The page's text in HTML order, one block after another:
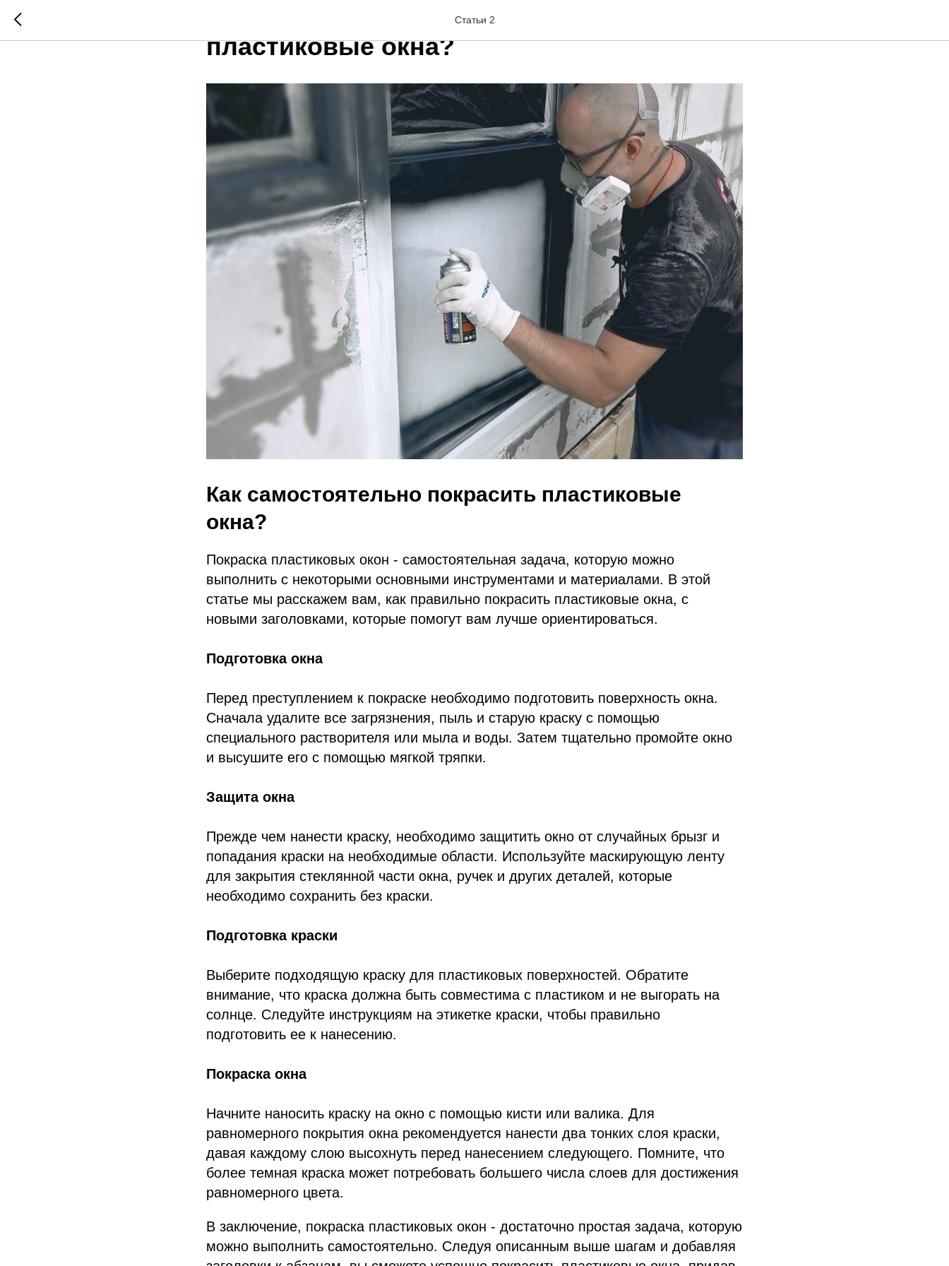
Статьи 2
Как самостоятельно покрасить
пластиковые окна?
Как самостоятельно покрасить пластиковые
окна?
Покраска пластиковых окон - самостоятельная задача, которую можно
выполнить с некоторыми основными инструментами и материалами. В этой
статье мы расскажем вам, как правильно покрасить пластиковые окна, с
новыми заголовками, которые помогут вам лучше ориентироваться.
Подготовка окна
Перед преступлением к покраске необходимо подготовить поверхность окна.
Сначала удалите все загрязнения, пыль и старую краску с помощью
специального растворителя или мыла и воды. Затем тщательно промойте окно
и высушите его с помощью мягкой тряпки.
Защита окна
Прежде чем нанести краску, необходимо защитить окно от случайных брызг и
попадания краски на необходимые области. Используйте маскирующую ленту
для закрытия стеклянной части окна, ручек и других деталей, которые
необходимо сохранить без краски.
Подготовка краски
Выберите подходящую краску для пластиковых поверхностей. Обратите
внимание, что краска должна быть совместима с пластиком и не выгорать на
солнце. Следуйте инструкциям на этикетке краски, чтобы правильно
подготовить ее к нанесению.
Покраска окна
Начните наносить краску на окно с помощью кисти или валика. Для
равномерного покрытия окна рекомендуется нанести два тонких слоя краски,
давая каждому слою высохнуть перед нанесением следующего. Помните, что
более темная краска может потребовать большего числа слоев для достижения
равномерного цвета.
В заключение, покраска пластиковых окон - достаточно простая задача, которую
можно выполнить самостоятельно. Следуя описанным выше шагам и добавляя